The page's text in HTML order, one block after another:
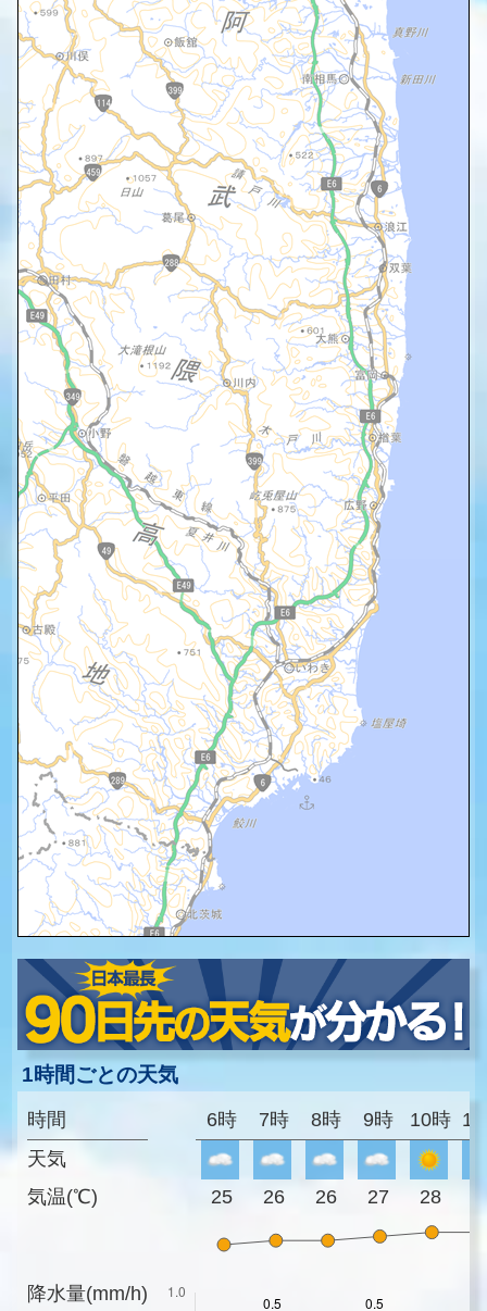
1時間ごとの天気
時間
天気
気温(℃)
降水量(mm/h)
6時 7時 8時 9時 10時
25 26 26 27 28